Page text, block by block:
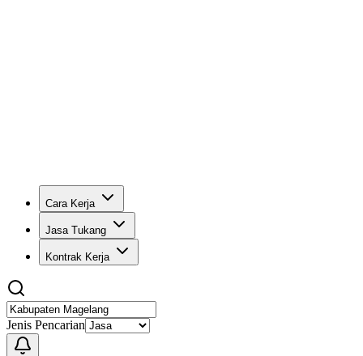
Cara Kerja
Jasa Tukang
Kontrak Kerja
Jenis Pencarian